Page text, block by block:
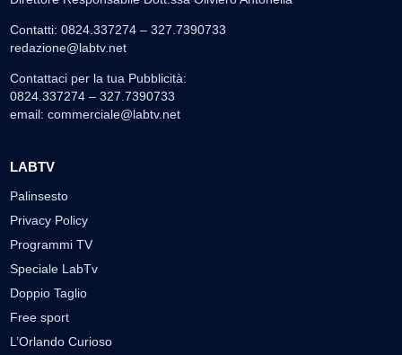
Contatti: 0824.337274 – 327.7390733
redazione@labtv.net
Contattaci per la tua Pubblicità:
0824.337274 – 327.7390733
email: commerciale@labtv.net
LABTV
Palinsesto
Privacy Policy
Programmi TV
Speciale LabTv
Doppio Taglio
Free sport
L’Orlando Curioso